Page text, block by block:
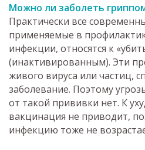
Можно ли заболеть
Практически все
применяемые в
инфекции, относятся к
(инактивированным). Эти
живого вируса или частиц,
заболевание. Поэтому
от такой прививки нет. К
вакцинация не приводит,
инфекцию тоже не